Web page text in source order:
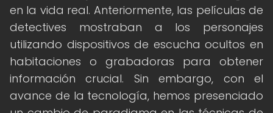
en la vida real. Anteriormente, las películas de
detectives mostraban a los personajes
utilizando dispositivos de escucha ocultos en
habitaciones o grabadoras para obtener
información crucial. Sin embargo, con el
avance de la tecnología, hemos presenciado